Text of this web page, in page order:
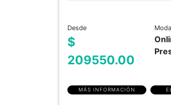
Desde
$
209550.00
MÁS INFORMACIÓN